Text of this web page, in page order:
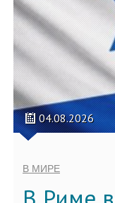
04.08.2026
В МИРЕ